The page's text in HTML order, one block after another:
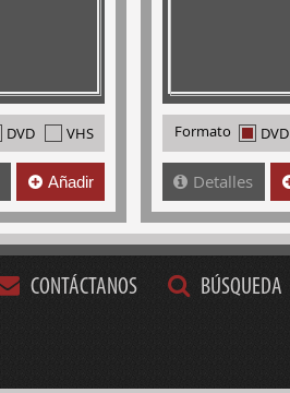
DVD VHS
Añadir
Formato DVD
Detalles
CONTÁCTANOS BÚSQUEDA